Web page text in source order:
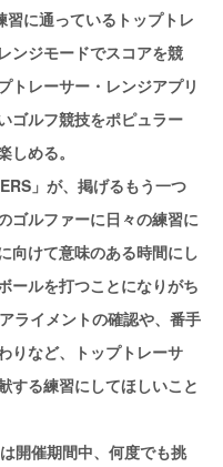
に通っているトップトレ
ンジモードでスコアを競
トレーサー・レンジアプリ
ゴルフ競技をポピュラー
める。
」が、掲げるもう一つ
ゴルファーに日々の練習に
向けて意味のある時間にし
ールを打つことになりがち
ライメントの確認や、番手
りなど、トップトレーサ
する練習にしてほしいこと
開催期間中、何度でも挑